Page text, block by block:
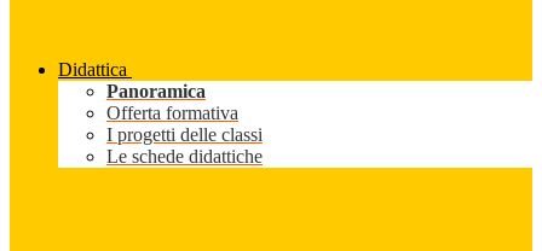
Didattica
Panoramica
Offerta formativa
I progetti delle classi
Le schede didattiche